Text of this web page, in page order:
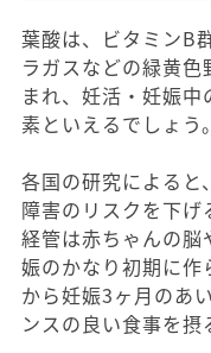
葉酸は、ビタミンB
ラガスなどの緑黄
まれ、妊活・妊娠
素といえるでしょう。
各国の研究によると
障害のリスクを下
経管は赤ちゃんの脳
娠のかなり初期に
から妊娠3ヶ月のあ
ンスの良い食事を摂